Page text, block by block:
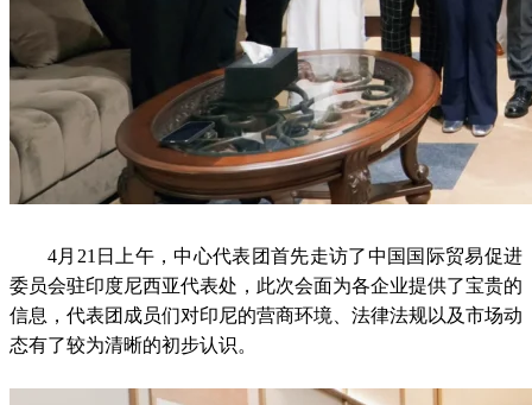
4月21日上午，中心代表团首先走访了中国国际贸易促进
委员会驻印度尼西亚代表处，此次会面为各企业提供了宝贵的
信息，代表团成员们对印尼的营商环境、法律法规以及市场动
态有了较为清晰的初步认识。